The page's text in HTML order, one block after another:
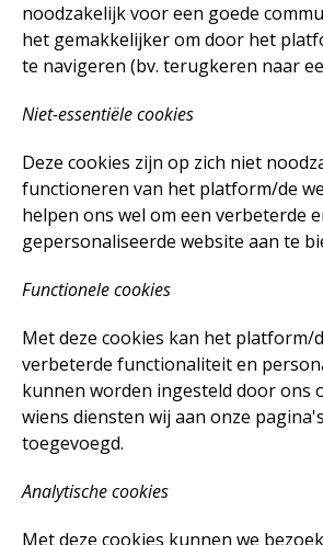
noodzakelijk voor een goede
het gemakkelijker om door het
te navigeren (bv. terugkeren naar
Niet-essentiële cookies
Deze cookies zijn op zich niet
functioneren van het platform/de
helpen ons wel om een verbeterde
gepersonaliseerde website aan te
Functionele cookies
Met deze cookies kan het platform/
verbeterde functionaliteit en
kunnen worden ingesteld door ons
wiens diensten wij aan onze
toegevoegd.
Analytische cookies
Met deze cookies kunnen we